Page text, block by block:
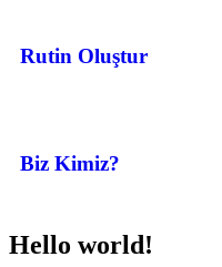
Rutin Oluştur
Biz Kimiz?
Hello world!